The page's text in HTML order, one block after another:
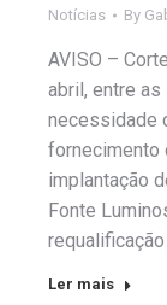
Notícias By
AVISO –
abril, entre
necessidade
fornecimento
implantação
Fonte
Ler mais